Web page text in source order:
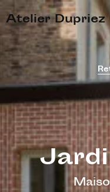
Atelier Dupriez